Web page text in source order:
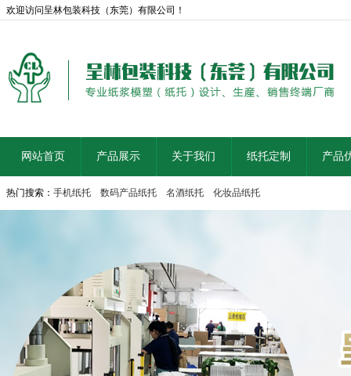
欢迎访问呈林包装科技（东莞）有限公司！
网站首页 产品展示 关于我们 纸托定制 产品
热门搜索： 手机纸托 数码产品纸托 名酒纸托 化妆品纸托